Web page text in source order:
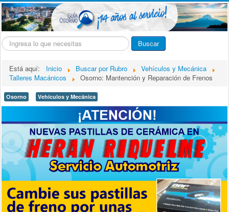
Buscar... Buscar
Está aquí: Inicio Buscar por Rubro
Vehículos y Mecánica
Talleres Macánicos
Osorno: Mantención y Reparación de Frenos
Osorno Vehículos y Mecánica